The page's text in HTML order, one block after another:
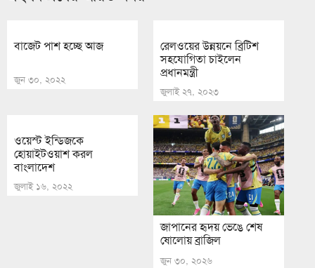
বাজেট পাশ হচ্ছে আজ
জুন ৩০, ২০২২
রেলওয়ের উন্নয়নে ব্রিটিশ
সহযোগিতা চাইলেন
প্রধানমন্ত্রী
জুলাই ২৭, ২০২৩
ওয়েস্ট ইন্ডিজকে
হোয়াইটওয়াশ করল
বাংলাদেশ
জুলাই ১৬, ২০২২
জাপানের হৃদয় ভেঙে শেষ
ষোলোয় ব্রাজিল
জুন ৩০, ২০২৬